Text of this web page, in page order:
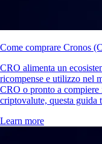
Come comprare Cronos
CRO alimenta un
ricompense e utilizzo nel
CRO o pronto a
criptovalute, questa guida
Learn more